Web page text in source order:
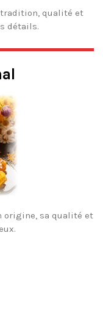
qualité et
détails.
origine, sa qualité et